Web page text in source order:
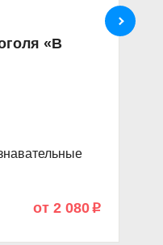
«В
от 2 080 p